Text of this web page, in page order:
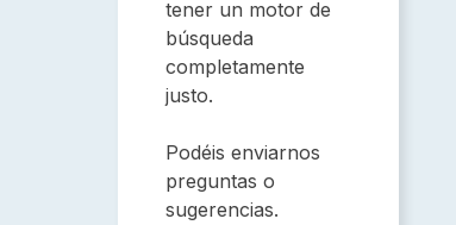
tener un motor de
búsqueda
completamente
justo.
Podéis enviarnos
preguntas o
sugerencias.